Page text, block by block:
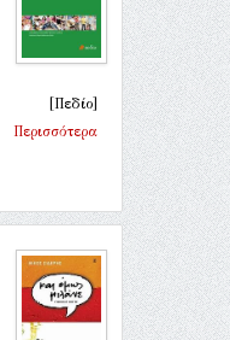
[Πεδίο]
Περισσότερα